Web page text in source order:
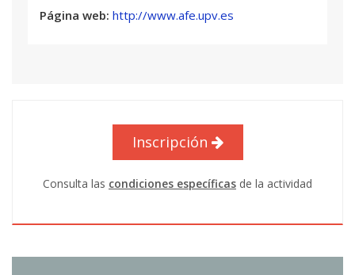
Página web: http://www.afe.upv.es
Inscripción
Consulta las condiciones específicas de la actividad